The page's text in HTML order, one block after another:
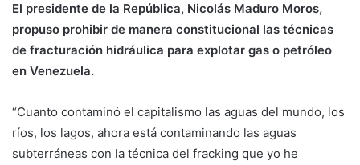
El presidente de la República, Nicolás Maduro Moros,
propuso prohibir de manera constitucional las técnicas
de fracturación hidráulica para explotar gas o petróleo
en Venezuela.
“Cuanto contaminó el capitalismo las aguas del mundo, los
ríos, los lagos, ahora está contaminando las aguas
subterráneas con la técnica del fracking que yo he